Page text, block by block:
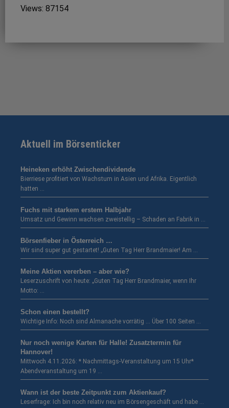
Views: 87154
Aktuell im Börsenticker
Heineken erhöht Zwischendividende
Bierriese profitiert von Wachstum in Asien und Afrika. Eigentlich
hatten …
Fuchs mit starkem erstem Halbjahr
Umsatz und Gewinn wachsen zweistellig – Schaden an Fabrik in …
Börsenfieber in Österreich …
Wir sind super gut gestartet! „Guten Tag Herr Brandmaier! Am …
Meine Aktien vererben – aber wie?
Leserzuschrift von heute: „Guten Tag Herr Brandmaier, wenn Ihr
Motto: …
Schon einen bestellt?
Wichtige Info: Noch sind Almanache vorrätig … Über 100 Seiten …
Nur noch wenige Karten für Halle! Zusatztermin für
Hannover!
Mittwoch 4.11.2026: * Nachmittags-Veranstaltung um 15 Uhr*
Abendveranstaltung um 19 …
Wann ist der beste Zeitpunkt zum Aktienkauf?
Leserfrage: Ich bin noch relativ neu im Börsengeschäft und habe …